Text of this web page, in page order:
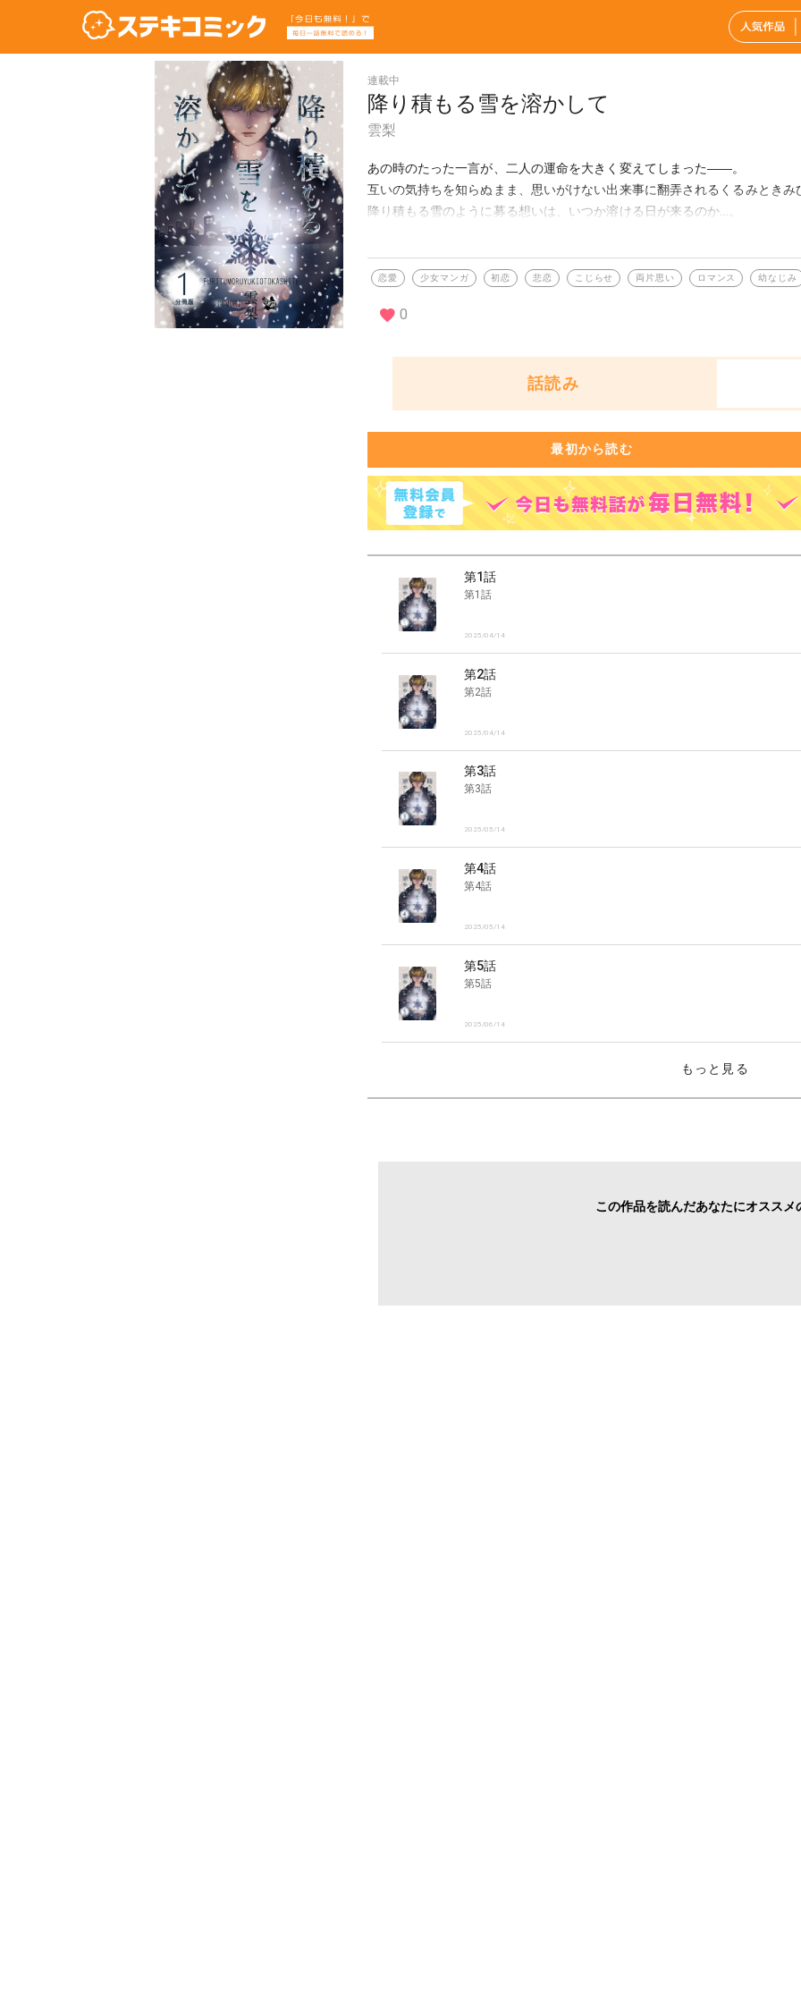
連載中
降り積もる雪を溶かして
雲梨
あの時のたった一言が、二人の運命を大きく変えてしまった――。
互いの気持ちを知らぬまま、思いがけない出来事に翻弄されるくるみときみ
降り積もる雪のように募る想いは、いつか溶ける日が来るのか…。
恋愛 少女マンガ 初恋 悲恋 こじらせ 両片思い ロマンス 幼なじみ
0
話読み
最初から読む
第1話
第1話
2025/04/14
第2話
第2話
2025/04/14
第3話
第3話
2025/05/14
第4話
第4話
2025/05/14
第5話
第5話
2025/06/14
もっと見る
この作品を読んだあなたにオススメ